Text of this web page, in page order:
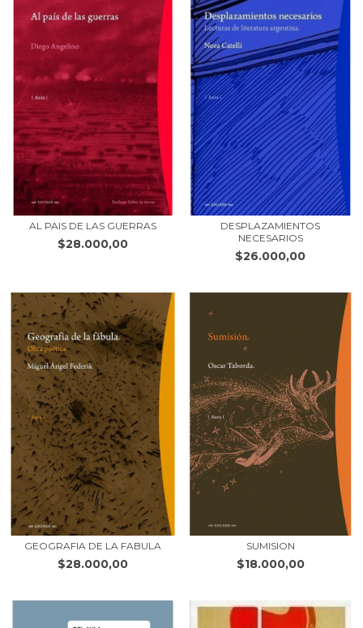
AL PAIS DE LAS GUERRAS
$28.000,00
DESPLAZAMIENTOS
NECESARIOS
$26.000,00
GEOGRAFIA DE LA FABULA
$28.000,00
SUMISION
$18.000,00